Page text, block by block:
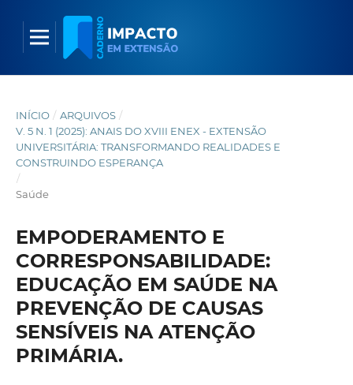
INÍCIO / ARQUIVOS /
V. 5 N. 1 (2025): ANAIS DO XVIII ENEX - EXTENSÃO
UNIVERSITÁRIA: TRANSFORMANDO REALIDADES E
CONSTRUINDO ESPERANÇA
/
Saúde
EMPODERAMENTO E
CORRESPONSABILIDADE:
EDUCAÇÃO EM SAÚDE NA
PREVENÇÃO DE CAUSAS
SENSÍVEIS NA ATENÇÃO
PRIMÁRIA.